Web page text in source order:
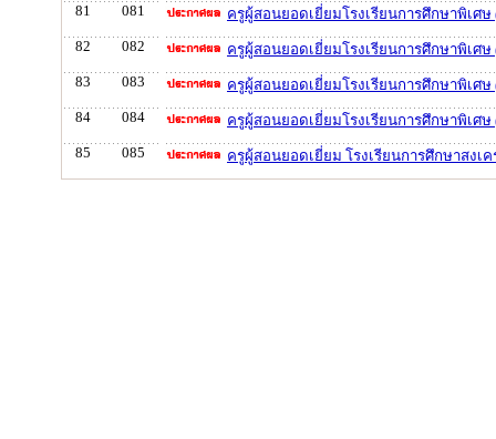
81 081
ครูผู้สอนยอดเยี่ยมโรงเรียนการศึกษาพิเศ
82
082
ครูผู้สอนยอดเยี่ยมโรงเรียนการศึกษาพิเศ
83
083
ครูผู้สอนยอดเยี่ยมโรงเรียนการศึกษาพิเศ
84
084
ครูผู้สอนยอดเยี่ยมโรงเรียนการศึกษาพิเศ
85
085 ครูผู้สอนยอดเยี่ยม โรงเรียนการศึกษาสงเ